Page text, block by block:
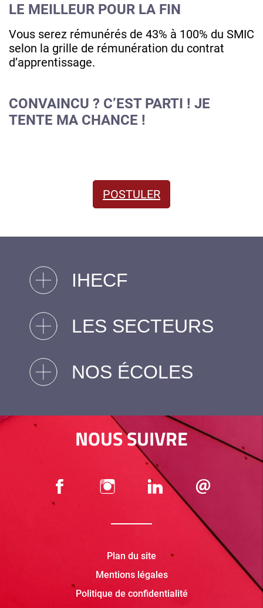
LE MEILLEUR POUR LA FIN
Vous serez rémunérés de 43% à 100% du SMIC
selon la grille de rémunération du contrat
d’apprentissage.
CONVAINCU ? C’EST PARTI ! JE
TENTE MA CHANCE !
POSTULER
IHECF
LES SECTEURS
NOS ÉCOLES
NOUS SUIVRE
Plan du site
Mentions légales
Politique de confidentialité